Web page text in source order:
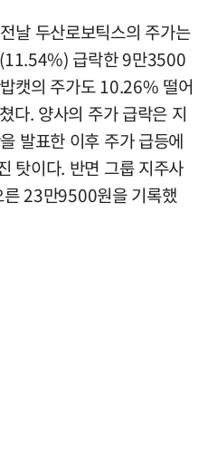
날 두산로보틱스의 주가는
급락한 9만3500
캣의 주가도 10.26% 떨어
다. 양사의 주가 급락은 지
발표한 이후 주가 급등에
탓이다. 반면 그룹 지주사
23만9500원을 기록했